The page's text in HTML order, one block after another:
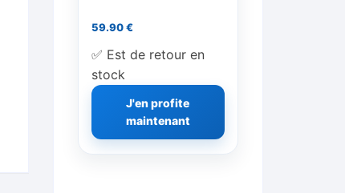
59.90€
✅ Est de retour en
stock
J'en profite
maintenant